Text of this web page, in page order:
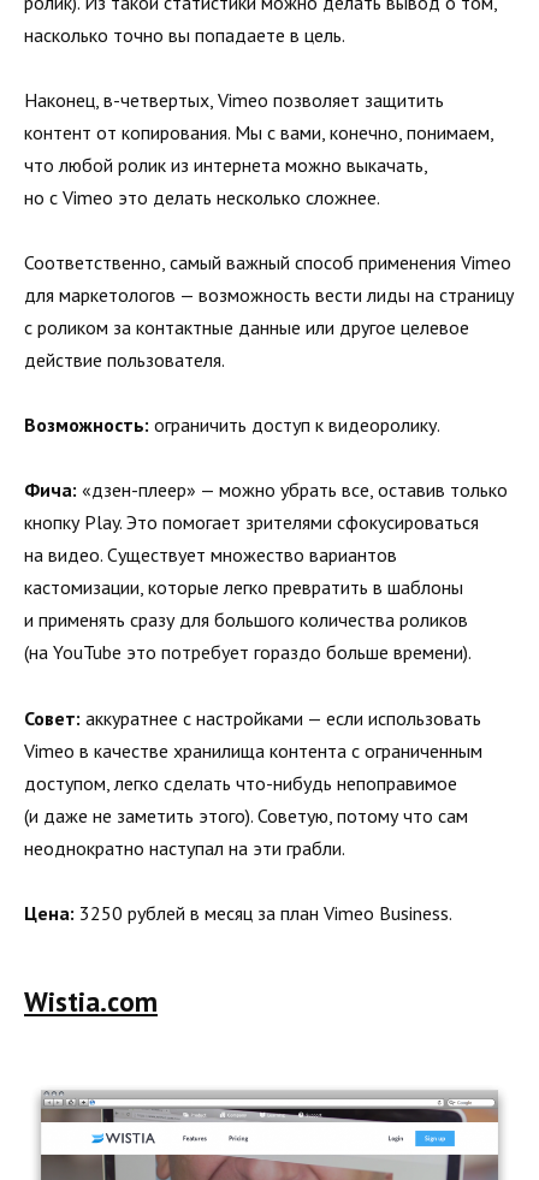
насколько точно вы попадаете в цель.
Наконец, в-четвертых, Vimeo позволяет защитить
контент от копирования. Мы с вами, конечно, понимаем,
что любой ролик из интернета можно выкачать,
но с Vimeo это делать несколько сложнее.
Соответственно, самый важный способ применения Vimeo
для маркетологов — возможность вести лиды на страницу
с роликом за контактные данные или другое целевое
действие пользователя.
Возможность: ограничить доступ к видеоролику.
Фича: «дзен-плеер» — можно убрать все, оставив только
кнопку Play. Это помогает зрителями сфокусироваться
на видео. Существует множество вариантов
кастомизации, которые легко превратить в шаблоны
и применять сразу для большого количества роликов
(на YouTube это потребует гораздо больше времени).
Совет: аккуратнее с настройками — если использовать
Vimeo в качестве хранилища контента с ограниченным
доступом, легко сделать что-нибудь непоправимое
(и даже не заметить этого). Советую, потому что сам
неоднократно наступал на эти грабли.
Цена: 3250 рублей в месяц за план Vimeo Business.
Wistia.com